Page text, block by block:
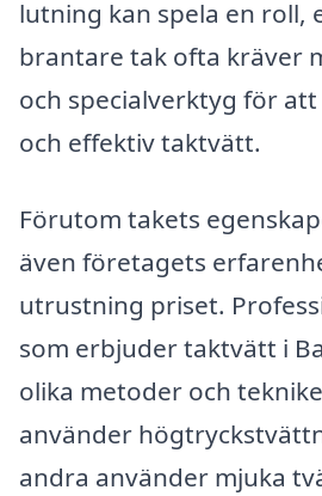
lutning kan spela en roll,
brantare tak ofta kräver
och specialverktyg för
och effektiv taktvätt.
Förutom takets
även företagets
utrustning priset.
som erbjuder taktvätt i
olika metoder och
använder
andra använder mjuka